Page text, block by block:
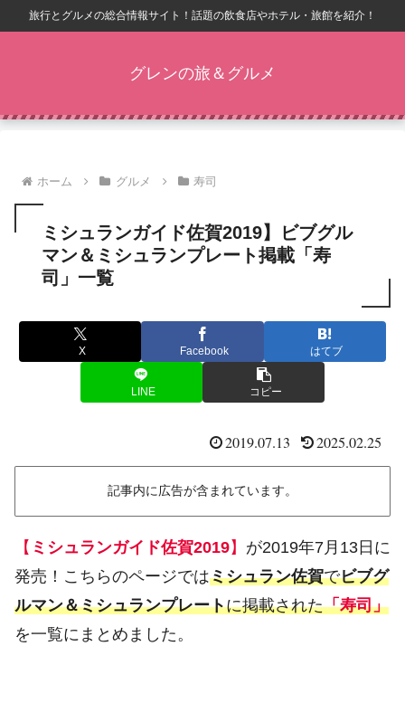
旅行とグルメの総合情報サイト！話題の飲食店やホテル・旅館を紹介！
グレンの旅＆グルメ
ホーム グルメ 寿司
ミシュランガイド佐賀2019】ビブグル
マン＆ミシュランプレート掲載「寿
司」一覧
X Facebook はてブ
LINE コピー
2019.07.13 2025.02.25
記事内に広告が含まれています。
【 ミシュランガイド佐賀2019】 が2019年7月13日に
発売！こちらのページではミシュラン佐賀でビブグ
ルマン＆ミシュランプレートに掲載された「寿司」
を一覧にまとめました。